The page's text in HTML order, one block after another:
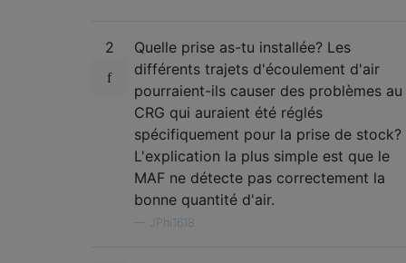
2
Quelle prise as-tu installée? Les
différents trajets d'écoulement d'air
pourraient-ils causer des problèmes au
CRG qui auraient été réglés
spécifiquement pour la prise de stock?
L'explication la plus simple est que le
MAF ne détecte pas correctement la
bonne quantité d'air.
JPhi1618